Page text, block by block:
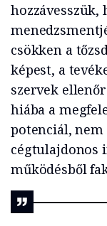
hozzávesszük,
csökken a
képest, a
szervek
hiába a
potenciál, nem
cégtulajdonos
működésből